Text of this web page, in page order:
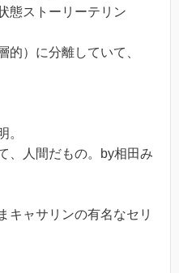
態ストーリーテリン
的）に分離していて、
。
、人間だもの。by相田み
キャサリンの有名なセリ